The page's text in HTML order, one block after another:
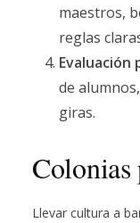
maestros,
reglas
Evaluación
de
giras.
Colonias
Llevar cultura a